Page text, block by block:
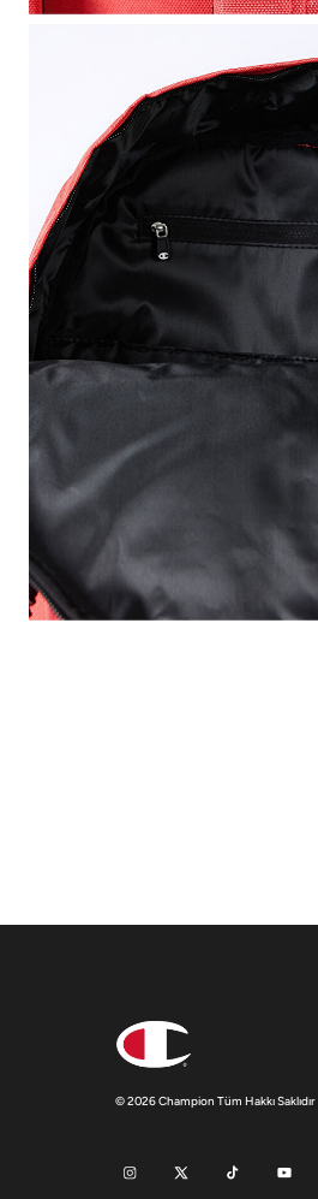
© 2026 Champion Tüm Hakkı Saklıdır